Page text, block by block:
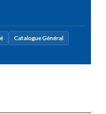
Catalogue Général